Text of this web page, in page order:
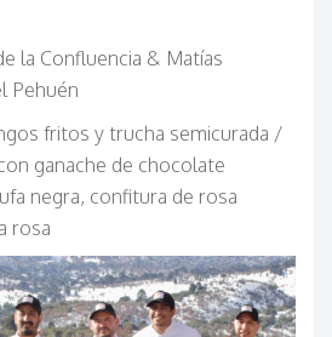
la Confluencia & Matías
Pehuén
fritos y trucha semicurada /
ganache de chocolate
negra, confitura de rosa
rosa